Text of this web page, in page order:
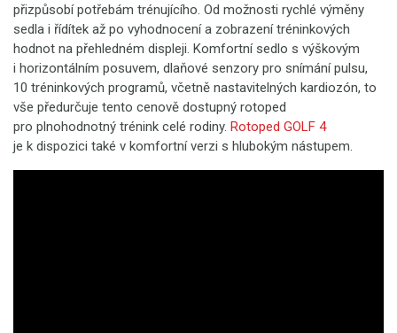
přizpůsobí potřebám trénujícího. Od možnosti rychlé výměny
sedla i řídítek až po vyhodnocení a zobrazení tréninkových
hodnot na přehledném displeji. Komfortní sedlo s výškovým
i horizontálním posuvem, dlaňové senzory pro snímání pulsu,
10 tréninkových programů, včetně nastavitelných kardiozón, to
vše předurčuje tento cenově dostupný rotoped
pro plnohodnotný trénink celé rodiny. Rotoped GOLF 4
je k dispozici také v komfortní verzi s hlubokým nástupem.